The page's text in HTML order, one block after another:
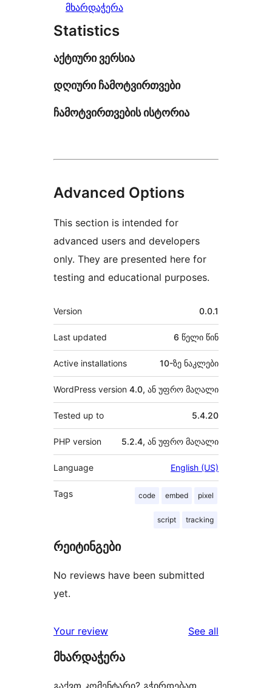
მხარდაჭერა
Statistics
აქტიური ვერსია
დღიური ჩამოტვირთვები
ჩამოტვირთვების ისტორია
Advanced Options
This section is intended for
advanced users and developers
only. They are presented here for
testing and educational purposes.
მეტა
Version 0.0.1
Last updated 6 წელი წინ
Active installations 10-ზე ნაკლები
WordPress version 4.0, ან უფრო მაღალი
Tested up to 5.4.20
PHP version 5.2.4, ან უფრო მაღალი
Language English (US)
Tags code embed pixel
script tracking
რეიტინგები
No reviews have been submitted
yet.
Your review See all
მხარდაჭერა
გაქვთ კომენტარი? გჭირდებათ